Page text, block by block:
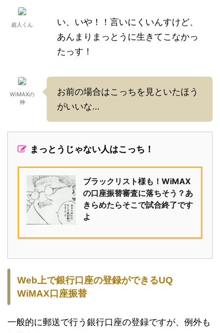
超人くん
い、いや！！言いにくいんすけど、
あんまりまっとうに生きてこなかっ
たっす！
WiMAXの
神
お前の場合はこっちを見といたほう
がいいな…
まっとうじゃない人はこっち！
ブラックリスト様も！WiMAX
の口座振替審査に落ちそう？あ
きらめたらそこで試合終了です
よ
Web上で銀行口座の登録ができるUQ
WiMAX口座振替
一般的に郵送で行う銀行口座の登録ですが、例外も